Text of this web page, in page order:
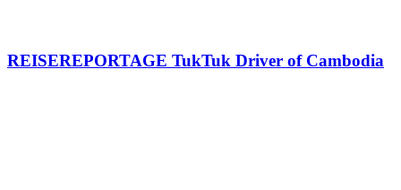
REISEREPORTAGE TukTuk Driver of Cambodia